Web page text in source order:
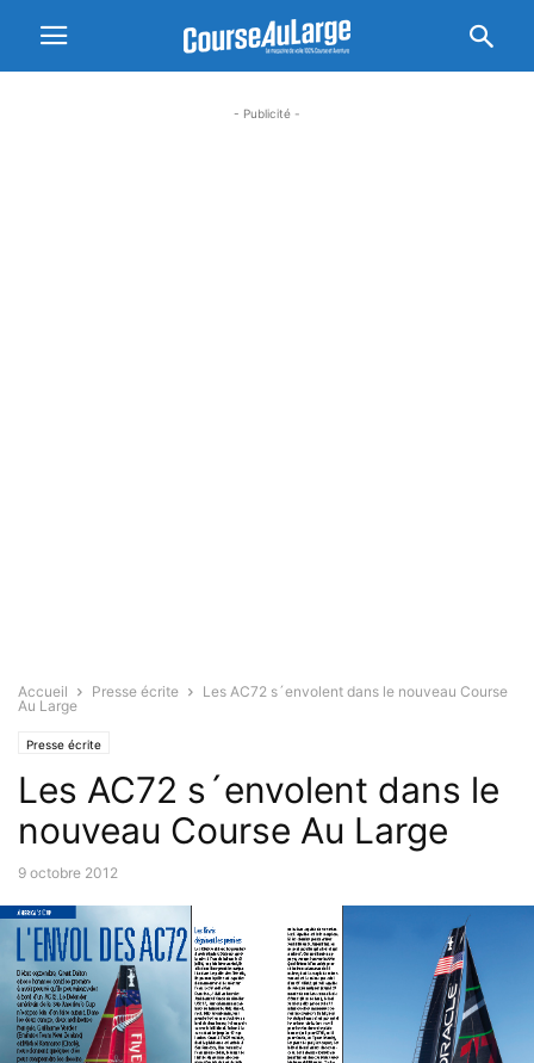
- Publicité -
Accueil Presse écrite
Les AC72 s´envolent dans le nouveau Course
Au Large
Presse écrite
Les AC72 s´envolent dans le
nouveau Course Au Large
9 octobre 2012